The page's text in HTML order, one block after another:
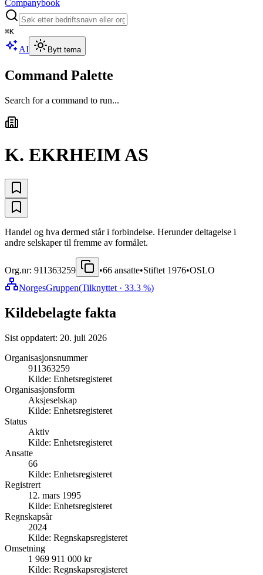
Companybook
⌘K
AI Bytt tema
Command Palette
Search for a command to run...
K. EKRHEIM AS
Handel og hva dermed står i forbindelse. Herunder deltagelse i
andre selskaper til fremme av formålet.
Org.nr: 911363259 •66 ansatte•Stiftet 1976•OSLO
NorgesGruppen(Tilknyttet · 33.3 %)
Kildebelagte fakta
Sist oppdatert: 20. juli 2026
Organisasjonsnummer
911363259
Kilde: Enhetsregisteret
Organisasjonsform
Aksjeselskap
Kilde: Enhetsregisteret
Status
Aktiv
Kilde: Enhetsregisteret
Ansatte
66
Kilde: Enhetsregisteret
Registrert
12. mars 1995
Kilde: Enhetsregisteret
Regnskapsår
2024
Kilde: Regnskapsregisteret
Omsetning
1 969 911 000 kr
Kilde: Regnskapsregisteret